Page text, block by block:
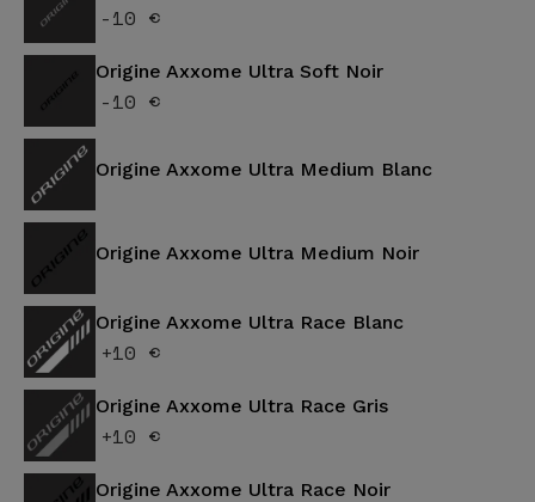
-10 €
Origine Axxome Ultra Soft Noir
-10 €
Origine Axxome Ultra Medium Blanc
Origine Axxome Ultra Medium Noir
Origine Axxome Ultra Race Blanc
+10 €
Origine Axxome Ultra Race Gris
+10 €
Origine Axxome Ultra Race Noir